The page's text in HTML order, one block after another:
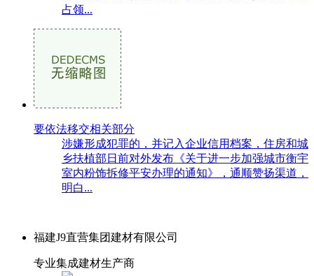
占领...
要依法移交相关部分
涉嫌形成犯罪的，并记入企业信用档案，住房和城
乡扶植部日前对外发布《关于进一步加强城市衡宇
室内粉饰拆修平安办理的通知》，通顺赞扬渠道，
明白...
福建J9直营集团建材有限公司
专业集成建材生产商